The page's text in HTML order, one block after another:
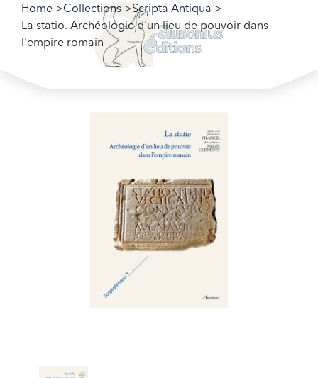
Home Collections
Scripta Antiqua
La statio. Archéologie d'un lieu de pouvoir dans
l'empire romain